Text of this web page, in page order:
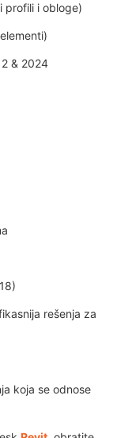
profili i obloge)
& 2024
rešenja za
koja se odnose